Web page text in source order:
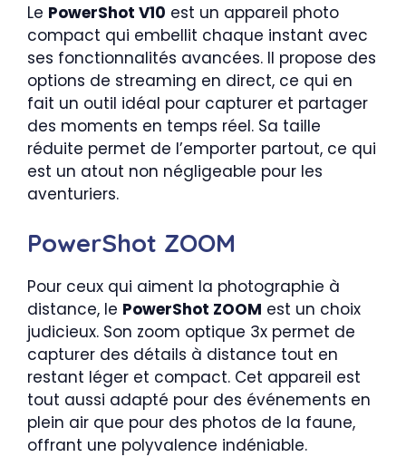
Le PowerShot V10 est un appareil photo
compact qui embellit chaque instant avec
ses fonctionnalités avancées. Il propose des
options de streaming en direct, ce qui en
fait un outil idéal pour capturer et partager
des moments en temps réel. Sa taille
réduite permet de l’emporter partout, ce qui
est un atout non négligeable pour les
aventuriers.
PowerShot ZOOM
Pour ceux qui aiment la photographie à
distance, le PowerShot ZOOM est un choix
judicieux. Son zoom optique 3x permet de
capturer des détails à distance tout en
restant léger et compact. Cet appareil est
tout aussi adapté pour des événements en
plein air que pour des photos de la faune,
offrant une polyvalence indéniable.